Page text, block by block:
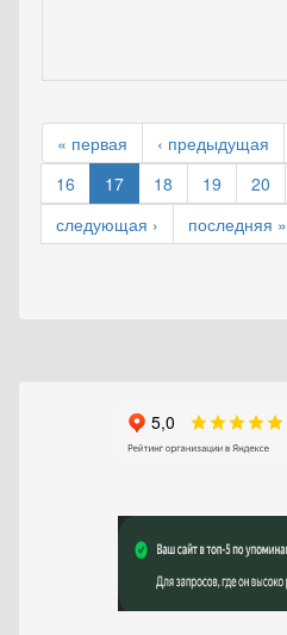
« первая ‹ предыдущая
16
17 18 19 20
следующая ›
последняя »